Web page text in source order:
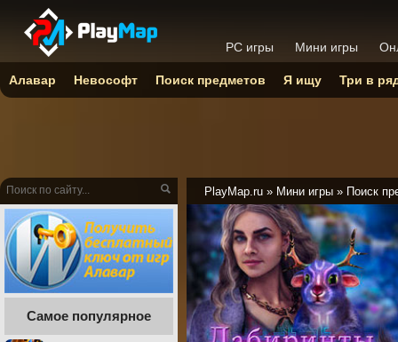
PlayMap.ru » Мини игры » Поиск
Самое популярное
PC игры Мини игры
Алавар Невософт Поиск предметов Я ищу Три в